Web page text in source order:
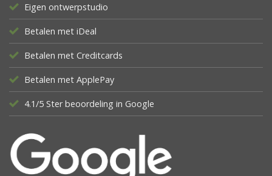
Eigen ontwerpstudio
Betalen met iDeal
Betalen met Creditcards
Betalen met ApplePay
4.1/5 Ster beoordeling in Google